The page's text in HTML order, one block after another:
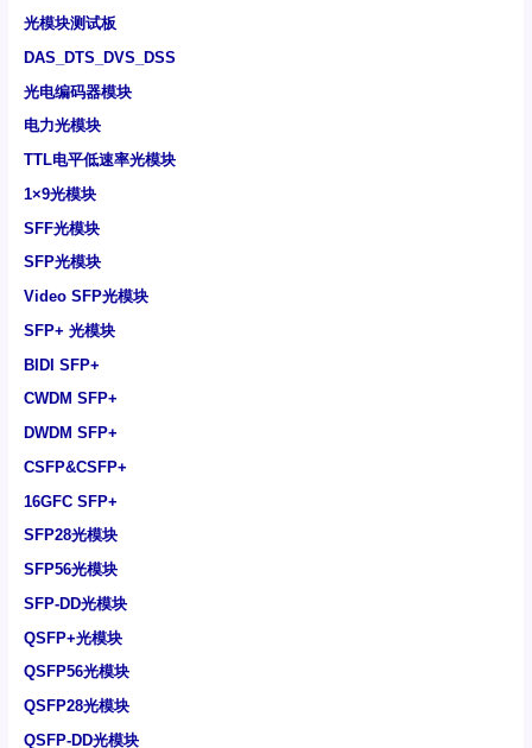
光模块测试板
DAS_DTS_DVS_DSS
光电编码器模块
电力光模块
TTL电平低速率光模块
1×9光模块
SFF光模块
SFP光模块
Video SFP光模块
SFP+ 光模块
BIDI SFP+
CWDM SFP+
DWDM SFP+
CSFP&CSFP+
16GFC SFP+
SFP28光模块
SFP56光模块
SFP-DD光模块
QSFP+光模块
QSFP56光模块
QSFP28光模块
QSFP-DD光模块